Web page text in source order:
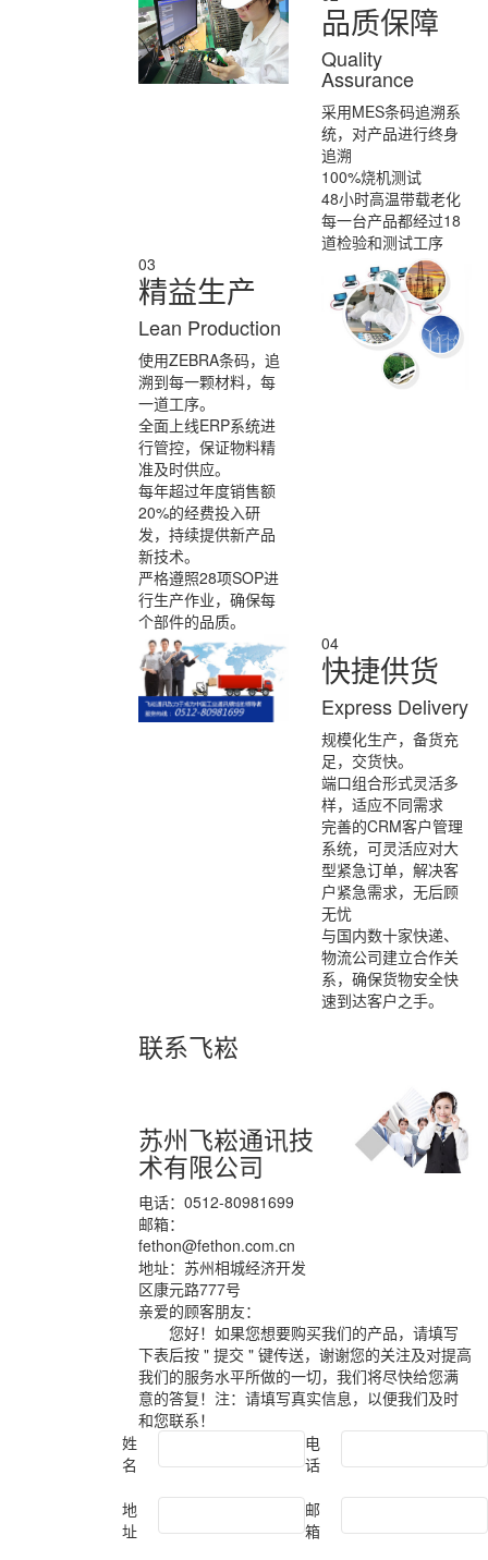
品质保障
Quality
Assurance
采用MES条码追溯系
统，对产品进行终身
追溯
100%烧机测试
48小时高温带载老化
每一台产品都经过18
道检验和测试工序
03
精益生产
Lean Production
使用ZEBRA条码，追
溯到每一颗材料，每
一道工序。
全面上线ERP系统进
行管控， 保证物料精
准及时供应。
每年超过年度销售额
20%的经费投入研
发，持续提供新产品
新技术。
严格遵照28项SOP进
行生产作业，确保每
个部件的品质。
04
快捷供货
Express Delivery
规模化生产， 备货充
足，交货快。
端口组合形式灵活多
样，适应不同需求
完善的CRM客户管理
系统，可灵活应对大
型紧急订单，解决客
户紧急需求，无后顾
无忧
与国内数十家快递、
物流公司建立合作关
系，确保货物安全快
速到达客户之手。
联系飞崧
苏州飞崧通讯技
术有限公司
电话：0512-80981699
邮箱：
fethon@fethon.com.cn
地址：苏州相城经济开发
区康元路777号
亲爱的顾客朋友：
您好！如果您想要购买我们的产品，请填写
下表后按 " 提交 " 键传送，谢谢您的关注及对提高
我们的服务水平所做的一切，我们将尽快给您满
意的答复！注：请填写真实信息，以便我们及时
和您联系！
姓
名
电
话
地
址
邮
箱